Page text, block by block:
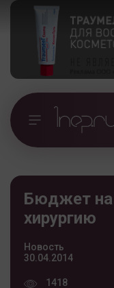
Бюджет на
хирургию
Новость
30.04.2014
1418